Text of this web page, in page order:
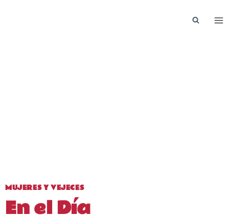
MUJERES Y VEJECES
En el Día